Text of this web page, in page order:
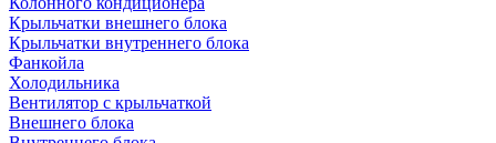
Крыльчатки внешнего блока
Крыльчатки внутреннего блока
Фанкойла
Холодильника
Вентилятор с крыльчаткой
Внешнего блока